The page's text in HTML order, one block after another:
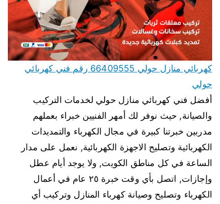
كهربائي منازل حولي 66409555 رقم فني كهربائي
حولي
أفضل فني كهربائي منازل حولي لخدمات التركيب
والصيانة, حيث نوفر لك أمهر الفنيين خبراء بعملهم
مدربين خبرتنا كبيرة في مجال الكهرباء والتمديدات
الكهربائية وتصليح الاجهزة الكهربائية, نعمل على مدار
الساعة في كل مناطق الكويت, ولا يوجد أيام عطل
وإجازات, اتصل بأي وقت خبرة ٢٥ عام في أعمال
الكهرباء وتصليح وصيانة كهرباء المنازل وتركيب أي